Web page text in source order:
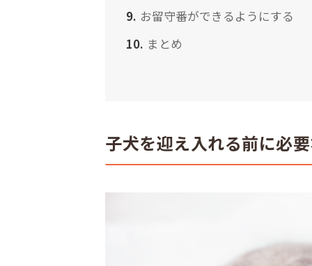
お留守番ができるようにする
まとめ
子犬を迎え入れる前に必